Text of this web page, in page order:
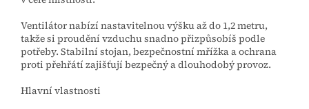
Ventilátor nabízí nastavitelnou výšku až do 1,2 metru,
takže si proudění vzduchu snadno přizpůsobíš podle
potřeby. Stabilní stojan, bezpečnostní mřížka a ochrana
proti přehřátí zajišťují bezpečný a dlouhodobý provoz.
Hlavní vlastnosti